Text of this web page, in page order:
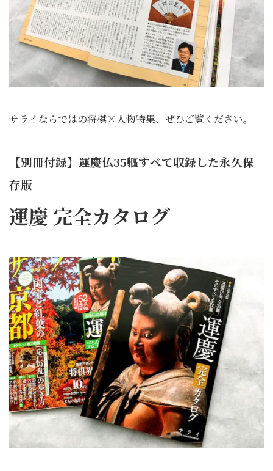
サライならではの将棋×人物特集、ぜひご覧ください。
【別冊付録】運慶仏35軀すべて収録した永久保
存版
運慶 完全カタログ